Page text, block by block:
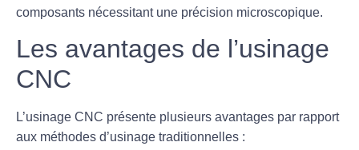
composants nécessitant une précision microscopique.
Les avantages de l’usinage
CNC
L’usinage CNC présente plusieurs avantages par rapport
aux méthodes d’usinage traditionnelles :